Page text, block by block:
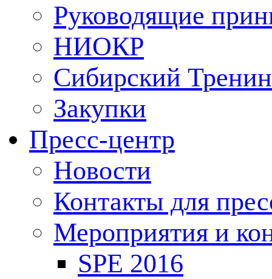
Руководящие
НИОКР
Сибирский
Закупки
Пресс-центр
Новости
Контакты для
Мероприятия и
SPE 2016